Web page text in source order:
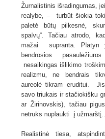
Žurnalistinis išradingumas,
realybe, – turbūt šiokia
paletė būtų pilkesnė,
spalvų“. Tačiau atrodo,
mažai supranta. Platyn
bendrosios
nesaikingas išlikimo
realizmu, ne bendrais
aureolė tikram eruditui.
savo triukais ir stačiokišku
ar Žirinovskis), tačiau
netruks nuplaukti į užmarštį…
Realistinė tiesa,